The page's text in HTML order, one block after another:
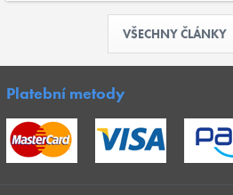
VŠECHNY ČLÁNKY
Platební metody